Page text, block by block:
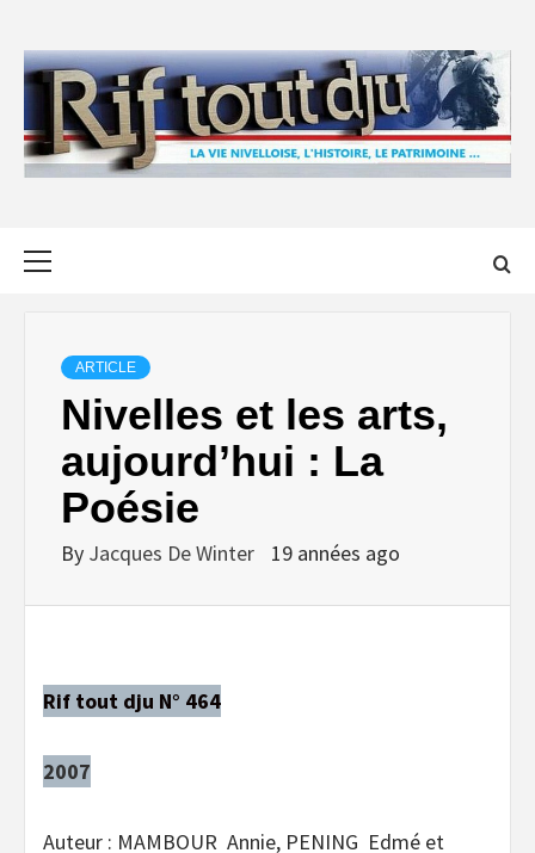
content
ARTICLE
Nivelles et les arts,
aujourd’hui : La
Poésie
By Jacques De Winter 19 années ago
Rif tout dju N° 464
2007
Auteur : MAMBOUR Annie, PENING Edmé et